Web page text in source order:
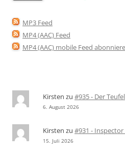
MP3 Feed
MP4 (AAC) Feed
MP4 (AAC) mobile Feed
Kirsten zu #935 - Der
6. August 2026
Kirsten zu #931 - Inspector
15. Juli 2026